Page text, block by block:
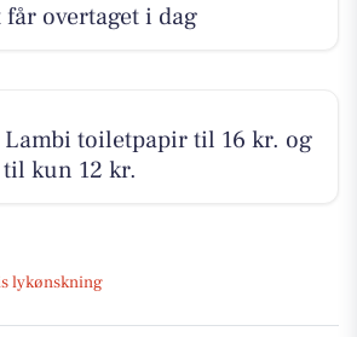
overtaget i dag
toiletpapir til 16 kr. og
kun 12 kr.
lykønskning